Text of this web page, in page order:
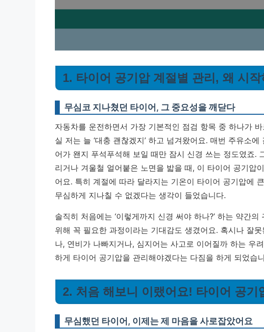
1. 타이어 공기압 계절별 관리, 왜 시
무심코 지나쳤던 타이어, 그 중요성을 깨닫다
자동차를 운전하면서 가장 기본적인 점검 항목 중 하나가
실 저는 늘 ‘대충 괜찮겠지’ 하고 넘겨왔어요. 매번 주유소
어가 왠지 푸석푸석해 보일 때만 잠시 신경 쓰는 정도였죠.
리거나 겨울철 얼어붙은 노면을 밟을 때, 이 타이어 공기압
어요. 특히 계절에 따라 달라지는 기온이 타이어 공기압에
무심하게 지나칠 수 없겠다는 생각이 들었습니다.
솔직히 처음에는 ‘이렇게까지 신경 써야 하나?’ 하는 약간
위해 꼭 필요한 과정이라는 기대감도 생겼어요. 혹시나 잘
나, 연비가 나빠지거나, 심지어는 사고로 이어질까 하는 우
하게 타이어 공기압을 관리해야겠다는 다짐을 하게 되었습
2. 처음 해보니 이랬어요! 타이어 공기
무심했던 타이어, 이제는 제 마음을 사로잡았어요